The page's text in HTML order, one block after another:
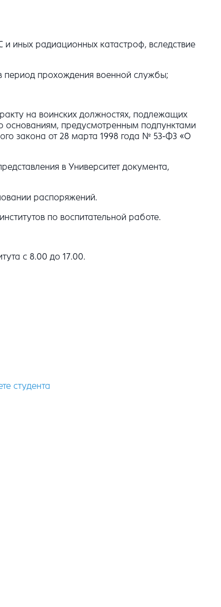
иных радиационных катастроф, вследствие
период прохождения военной службы;
на воинских должностях, подлежащих
предусмотренным подпунктами
закона от 28 марта 1998 года № 53-Ф3 «О
в Университет документа,
распоряжений.
по воспитательной работе.
с 8.00 до 17.00.
студента